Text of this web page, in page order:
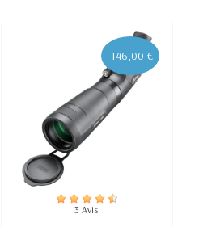
-146,00 €
3 Avis